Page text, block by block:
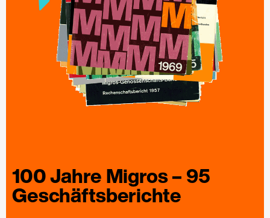
100 JahreMigros– 95
Geschäfts­berichte